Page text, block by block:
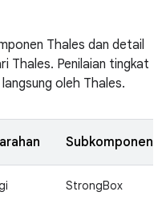
Thales dan detail
Thales. Penilaian tingkat
oleh Thales.
Subkomponen
StrongBox